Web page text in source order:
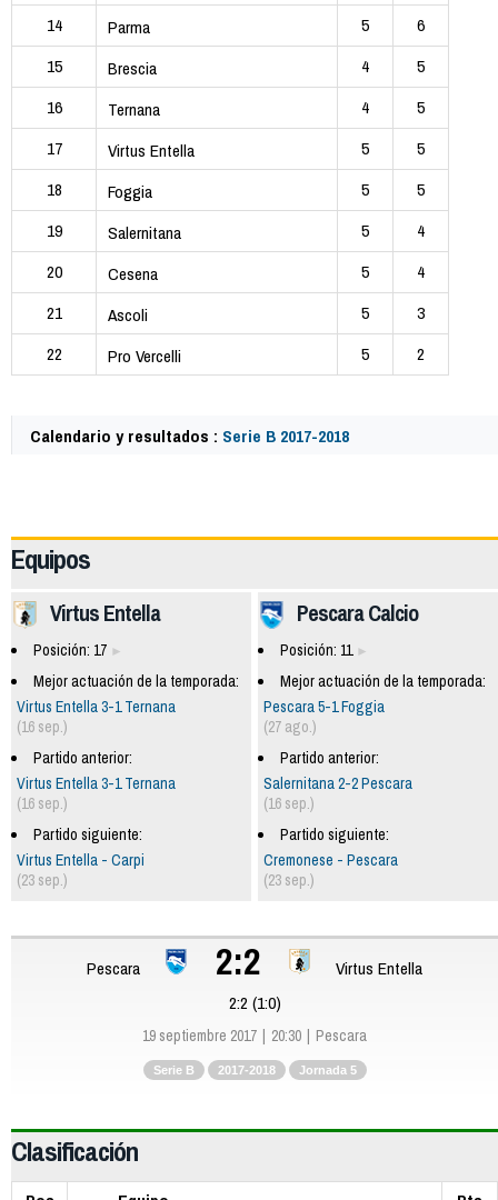
14
Parma 5
6
15
Brescia 4
5
16
Ternana 4
5
17
Virtus Entella 5
5
18
Foggia 5
5
19
Salernitana 5
4
20
Cesena 5
4
21
Ascoli 5
3
22
Pro Vercelli 5 2
Calendario y resultados : Serie B 2017-2018
Equipos
Pescara Calcio
Posición: 11
Mejor actuación de la temporada:
Pescara 5-1 Foggia
(27 ago.)
Partido anterior:
Salernitana 2-2 Pescara
(16 sep.)
Partido siguiente:
Cremonese - Pescara
(23 sep.)
Virtus Entella
Posición: 17
Mejor actuación de la temporada:
Virtus Entella 3-1 Ternana
(16 sep.)
Partido anterior:
Virtus Entella 3-1 Ternana
(16 sep.)
Partido siguiente:
Virtus Entella - Carpi
(23 sep.)
Pescara 2:2
Virtus Entella
2:2 (1:0)
19 septiembre 2017 20:30 Pescara
Serie B 2017-2018 Jornada 5
Clasificación